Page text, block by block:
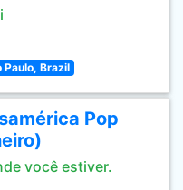
Paulo, Brazil
Pop
você estiver.